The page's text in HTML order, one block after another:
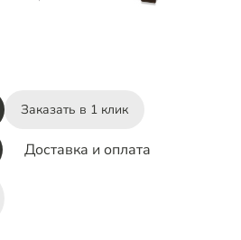
Заказать в 1 клик
Доставка и оплата